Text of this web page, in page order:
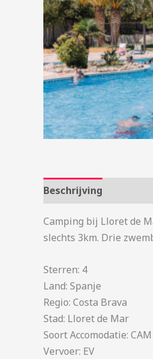
Beschrijving
Camping bij Lloret de
slechts 3km. Drie
Sterren: 4
Land: Spanje
Regio: Costa Brava
Stad: Lloret de Mar
Soort Accomodatie: CAM
Vervoer: EV